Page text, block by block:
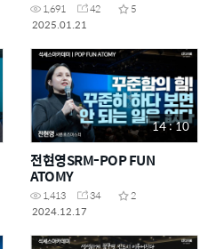
1,691 42
5
2025.01.21
14 : 10
전현영SRM-POP FUN
ATOMY
1,413 34
2
2024.12.17